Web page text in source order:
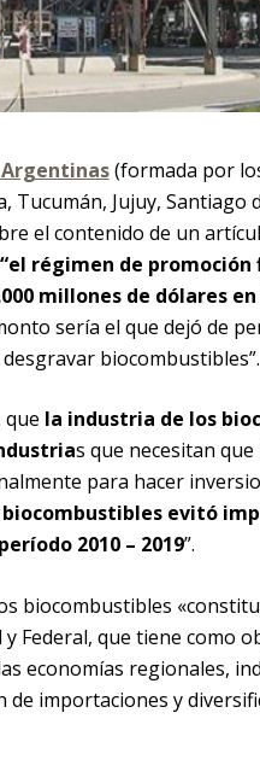
(formada por
Tucumán, Jujuy, Santiago
el contenido de un
“el régimen de promoción
millones de dólares en
sería el que dejó de
biocombustibles”.
la industria de los
s que necesitan
para hacer
evitó
2010 – 2019”.
biocombustibles
Federal, que tiene como
economías regionales,
importaciones y